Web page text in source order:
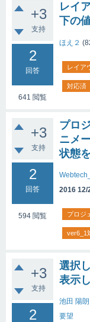
+3
支持
2
回答
641 閲覧
レイ
下の
ほえ２ (
レイア
対応済
+3
支持
2
回答
594 閲覧
プロ
ニメ
状態
2016 12/
プロジ
ver6_1
+3
支持
2
選択
表示
池田 陽朗
要望